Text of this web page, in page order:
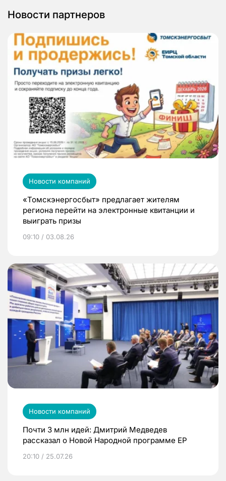
Новости партнеров
Новости компаний
«Томскэнергосбыт» предлагает жителям
региона перейти на электронные квитанции и
выиграть призы
09:10 / 03.08.26
Новости компаний
Почти 3 млн идей: Дмитрий Медведев
рассказал о Новой Народной программе ЕР
20:10 / 25.07.26